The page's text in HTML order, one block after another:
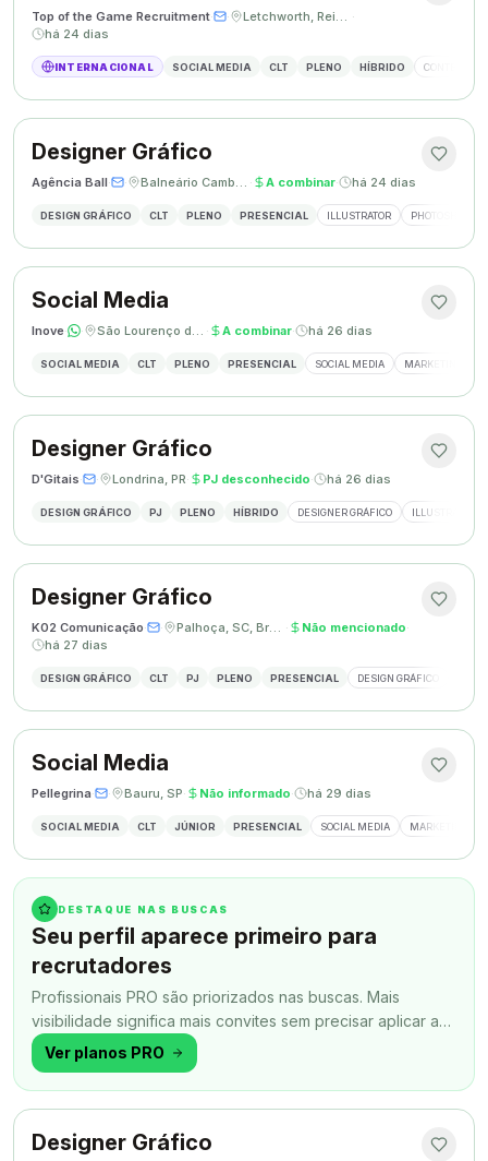
Top of the Game Recruitment· · Letchworth, Reino Unido ·
há 24 dias
INTERNACIONAL SOCIAL MEDIA CLT PLENO HÍBRIDO CONTENT
Designer Gráfico
Agência Ball· · Balneário Camboriú, SC · A combinar· há 24 dias
DESIGN GRÁFICO CLT PLENO PRESENCIAL ILLUSTRATOR PHOTOSHOP
Social Media
Inove· · São Lourenço do Oeste, SC · A combinar· há 26 dias
SOCIAL MEDIA CLT PLENO PRESENCIAL SOCIAL MEDIA MARKETING
Designer Gráfico
D'Gitais· · Londrina, PR· PJ desconhecido· há 26 dias
DESIGN GRÁFICO PJ PLENO HÍBRIDO DESIGNER GRÁFICO ILLUSTRATOR
Designer Gráfico
K02 Comunicação· · Palhoça, SC, Brasil · Não mencionado·
há 27 dias
DESIGN GRÁFICO CLT PJ PLENO PRESENCIAL DESIGN GRÁFICO
Social Media
Pellegrina· · Bauru, SP· Não informado· há 29 dias
SOCIAL MEDIA CLT JÚNIOR PRESENCIAL SOCIAL MEDIA MARKETING
DESTAQUE NAS BUSCAS
Seu perfil aparece primeiro para
recrutadores
Profissionais PRO são priorizados nas buscas. Mais
visibilidade significa mais convites sem precisar aplicar a
todo momento.
Ver planos PRO
Designer Gráfico